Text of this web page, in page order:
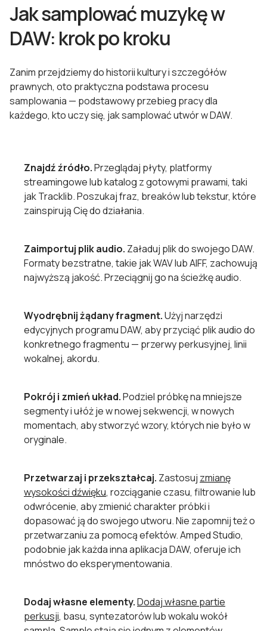
Jak samplować muzykę w
DAW: krok po kroku
Zanim przejdziemy do historii kultury i szczegółów
prawnych, oto praktyczna podstawa procesu
samplowania — podstawowy przebieg pracy dla
każdego, kto uczy się, jak samplować utwór w DAW.
Znajdź źródło.Przeglądaj płyty, platformy
streamingowe lub katalog z gotowymi prawami, taki
jak Tracklib. Poszukaj fraz, breaków lub tekstur, które
zainspirują Cię do działania.
Zaimportuj plik audio. Załaduj plik do swojego DAW.
Formaty bezstratne, takie jak WAV lub AIFF, zachowują
najwyższą jakość. Przeciągnij go na ścieżkę audio.
Wyodrębnij żądany fragment.Użyj narzędzi
edycyjnych programu DAW, aby przyciąć plik audio do
konkretnego fragmentu — przerwy perkusyjnej, linii
wokalnej, akordu.
Pokrój i zmień układ.Podziel próbkę na mniejsze
segmenty i ułóż je w nowej sekwencji, w nowych
momentach, aby stworzyć wzory, których nie było w
oryginale.
Przetwarzaj i przekształcaj. Zastosuj zmianę
wysokości dźwięku, rozciąganie czasu, filtrowanie lub
odwrócenie, aby zmienić charakter próbki i
dopasować ją do swojego utworu. Nie zapomnij też o
przetwarzaniu za pomocą efektów. Amped Studio,
podobnie jak każda inna aplikacja DAW, oferuje ich
mnóstwo do eksperymentowania.
Dodaj własne elementy.Dodaj własne partie
perkusji, basu, syntezatorów lub wokalu wokół